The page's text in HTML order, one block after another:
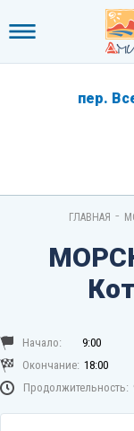
пер.
ГЛАВНАЯ -
Начало:
9:00
Окончание: 18:00
Продолжительность: